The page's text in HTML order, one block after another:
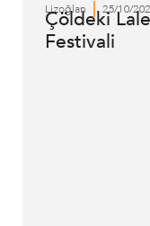
Lizoğlan 25/10/
Çöldeki
Festivali